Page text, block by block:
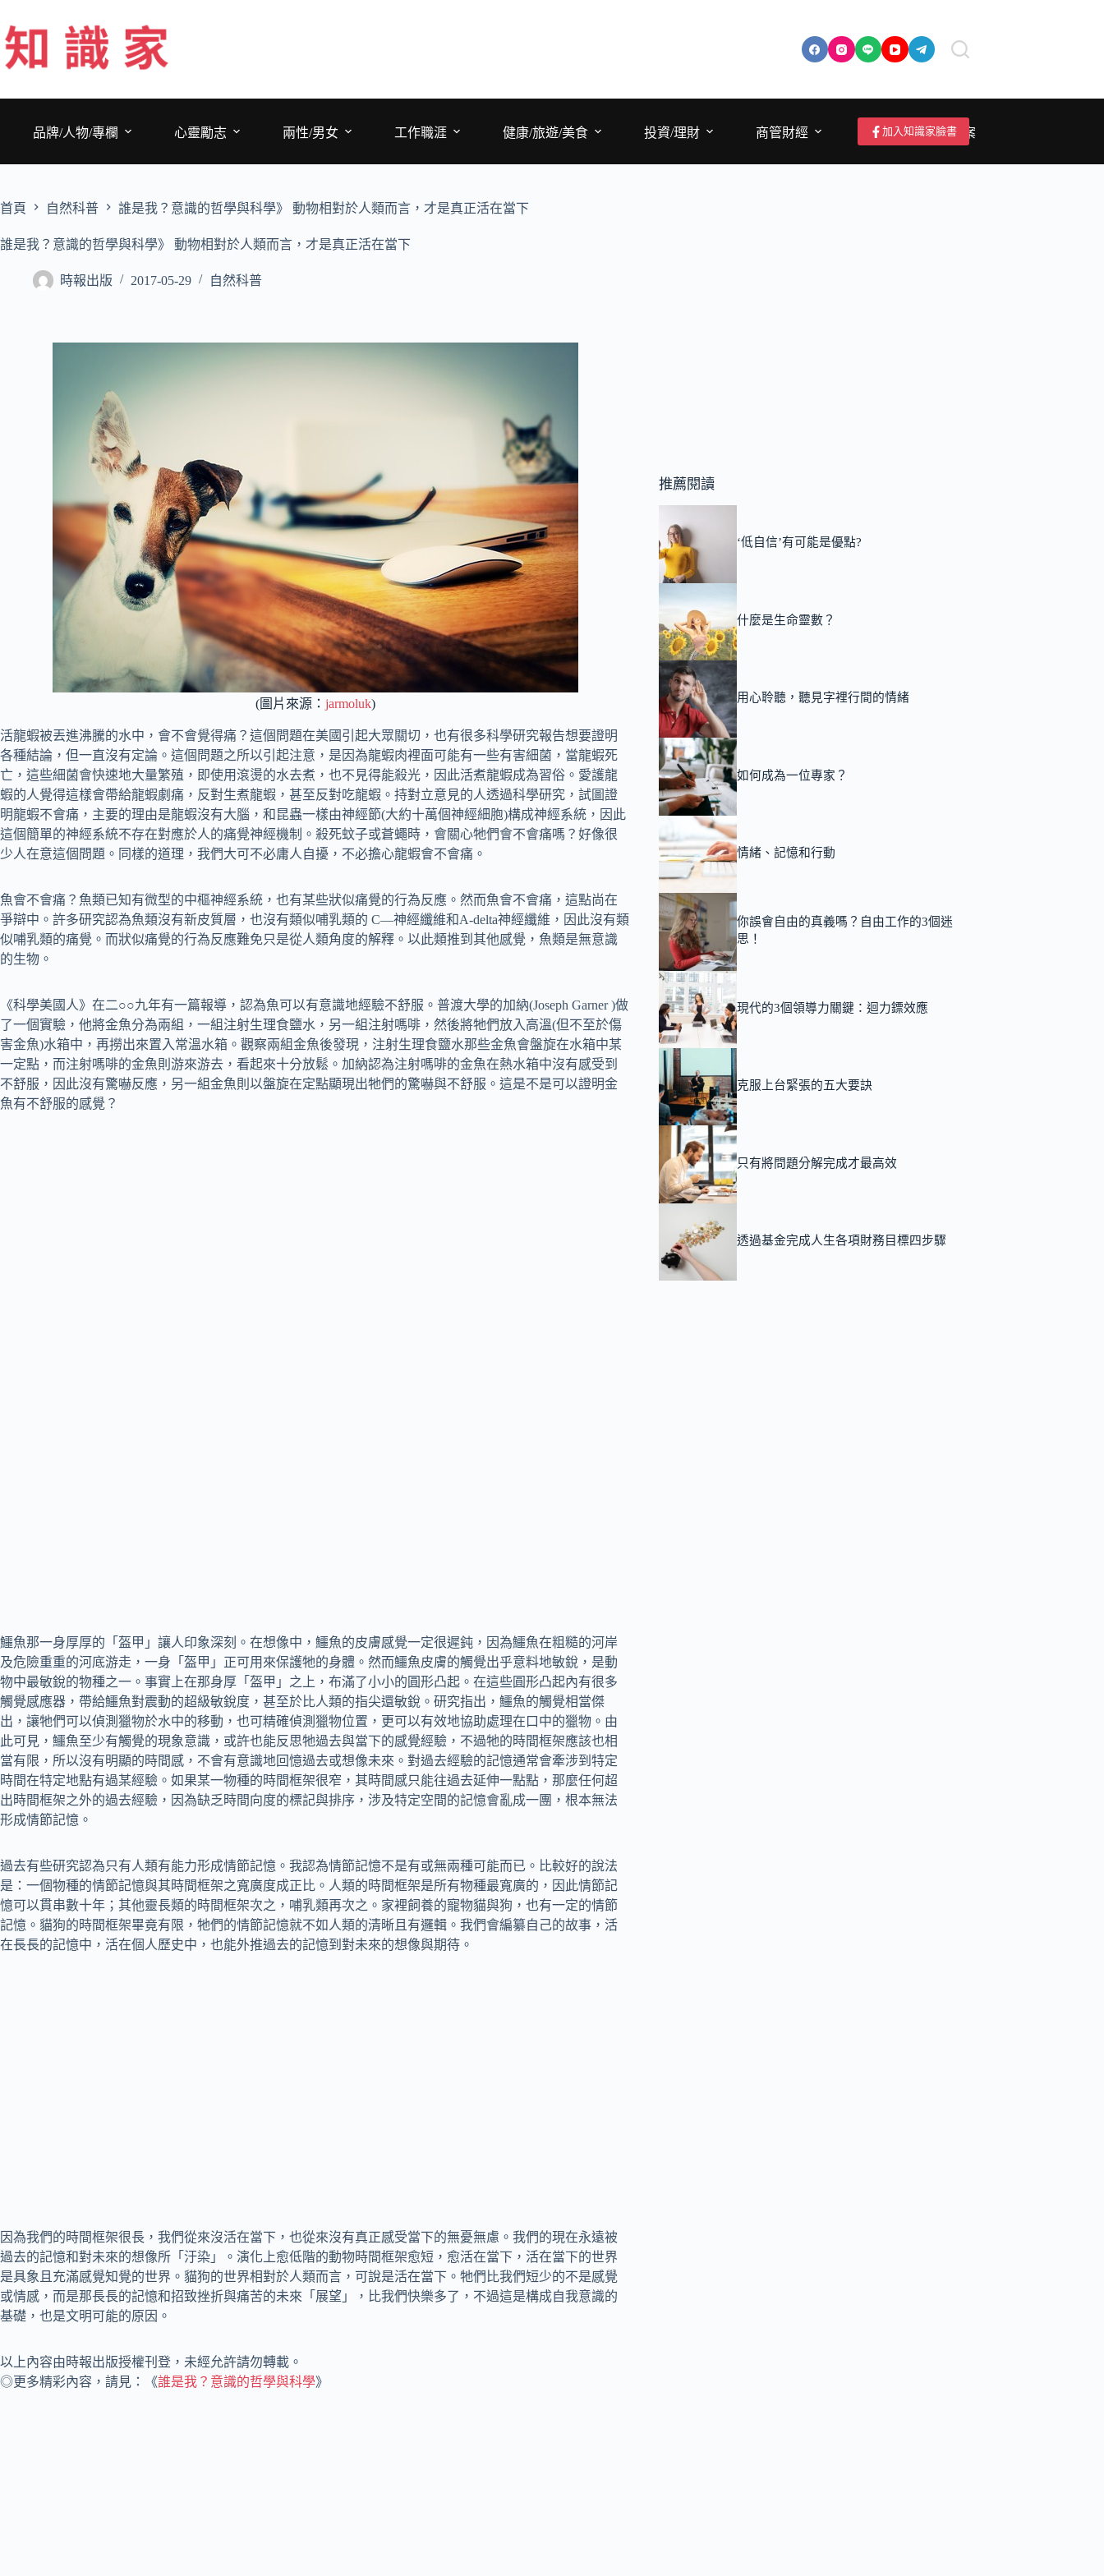
至
主
要
品牌/人物/專欄
心靈勵志 兩性/男女 工作職涯 健康/旅遊/美食 投資/理財 商管財經 成為作者/投稿/提案
加入知識家臉書
首頁 自然科普 誰是我？意識的哲學與科學》 動物相對於人類而言，才是真正活在當下
誰是我？意識的哲學與科學》 動物相對於人類而言，才是真正活在當下
時報出版 2017-05-29 自然科普
(圖片來源： jarmoluk)
活龍蝦被丟進沸騰的水中，會不會覺得痛？這個問題在美國引起大眾關切，也有很多科學研究報告想要證明
各種結論，但一直沒有定論。這個問題之所以引起注意，是因為龍蝦肉裡面可能有一些有害細菌，當龍蝦死
亡，這些細菌會快速地大量繁殖，即使用滾燙的水去煮，也不見得能殺光，因此活煮龍蝦成為習俗。愛護龍
蝦的人覺得這樣會帶給龍蝦劇痛，反對生煮龍蝦，甚至反對吃龍蝦。持對立意見的人透過科學研究，試圖證
明龍蝦不會痛，主要的理由是龍蝦沒有大腦，和昆蟲一樣由神經節(大約十萬個神經細胞)構成神經系統，因此
這個簡單的神經系統不存在對應於人的痛覺神經機制。殺死蚊子或蒼蠅時，會關心牠們會不會痛嗎？好像很
少人在意這個問題。同樣的道理，我們大可不必庸人自擾，不必擔心龍蝦會不會痛。
魚會不會痛？魚類已知有微型的中樞神經系統，也有某些狀似痛覺的行為反應。然而魚會不會痛，這點尚在
爭辯中。許多研究認為魚類沒有新皮質層，也沒有類似哺乳類的 C—神經纖維和A-delta神經纖維，因此沒有類
似哺乳類的痛覺。而狀似痛覺的行為反應難免只是從人類角度的解釋。以此類推到其他感覺，魚類是無意識
的生物。
《科學美國人》在二○○九年有一篇報導，認為魚可以有意識地經驗不舒服。普渡大學的加納(Joseph Garner )做
了一個實驗，他將金魚分為兩組，一組注射生理食鹽水，另一組注射嗎啡，然後將牠們放入高溫(但不至於傷
害金魚)水箱中，再撈出來置入常溫水箱。觀察兩組金魚後發現，注射生理食鹽水那些金魚會盤旋在水箱中某
一定點，而注射嗎啡的金魚則游來游去，看起來十分放鬆。加納認為注射嗎啡的金魚在熱水箱中沒有感受到
不舒服，因此沒有驚嚇反應，另一組金魚則以盤旋在定點顯現出牠們的驚嚇與不舒服。這是不是可以證明金
魚有不舒服的感覺？
鱷魚那一身厚厚的「盔甲」讓人印象深刻。在想像中，鱷魚的皮膚感覺一定很遲鈍，因為鱷魚在粗糙的河岸
及危險重重的河底游走，一身「盔甲」正可用來保護牠的身體。然而鱷魚皮膚的觸覺出乎意料地敏銳，是動
物中最敏銳的物種之一。事實上在那身厚「盔甲」之上，布滿了小小的圓形凸起。在這些圓形凸起內有很多
觸覺感應器，帶給鱷魚對震動的超級敏銳度，甚至於比人類的指尖還敏銳。研究指出，鱷魚的觸覺相當傑
出，讓牠們可以偵測獵物於水中的移動，也可精確偵測獵物位置，更可以有效地協助處理在口中的獵物。由
此可見，鱷魚至少有觸覺的現象意識，或許也能反思牠過去與當下的感覺經驗，不過牠的時間框架應該也相
當有限，所以沒有明顯的時間感，不會有意識地回憶過去或想像未來。對過去經驗的記憶通常會牽涉到特定
時間在特定地點有過某經驗。如果某一物種的時間框架很窄，其時間感只能往過去延伸一點點，那麼任何超
出時間框架之外的過去經驗，因為缺乏時間向度的標記與排序，涉及特定空間的記憶會亂成一團，根本無法
形成情節記憶。
過去有些研究認為只有人類有能力形成情節記憶。我認為情節記憶不是有或無兩種可能而已。比較好的說法
是：一個物種的情節記憶與其時間框架之寬廣度成正比。人類的時間框架是所有物種最寬廣的，因此情節記
憶可以貫串數十年；其他靈長類的時間框架次之，哺乳類再次之。家裡飼養的寵物貓與狗，也有一定的情節
記憶。貓狗的時間框架畢竟有限，牠們的情節記憶就不如人類的清晰且有邏輯。我們會編纂自己的故事，活
在長長的記憶中，活在個人歷史中，也能外推過去的記憶到對未來的想像與期待。
因為我們的時間框架很長，我們從來沒活在當下，也從來沒有真正感受當下的無憂無慮。我們的現在永遠被
過去的記憶和對未來的想像所「汙染」。演化上愈低階的動物時間框架愈短，愈活在當下，活在當下的世界
是具象且充滿感覺知覺的世界。貓狗的世界相對於人類而言，可說是活在當下。牠們比我們短少的不是感覺
或情感，而是那長長的記憶和招致挫折與痛苦的未來「展望」，比我們快樂多了，不過這是構成自我意識的
基礎，也是文明可能的原因。
以上內容由時報出版授權刊登，未經允許請勿轉載。
◎更多精彩內容，請見：《誰是我？意識的哲學與科學》
推薦閱讀
‘低自信’有可能是優點?
什麼是生命靈數？
用心聆聽，聽見字裡行間的情緒
如何成為一位專家？
情緒、記憶和行動
你誤會自由的真義嗎？自由工作的3個迷
思！
現代的3個領導力關鍵：迴力鏢效應
克服上台緊張的五大要訣
只有將問題分解完成才最高效
透過基金完成人生各項財務目標四步驟